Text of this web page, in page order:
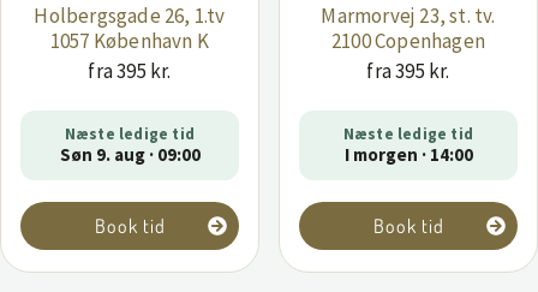
Holbergsgade 26, 1.tv
1057 København K
fra 395 kr.
Næste ledige tid
Søn 9. aug · 09:00
Book tid
Marmorvej 23, st. tv.
2100 Copenhagen
fra 395 kr.
Næste ledige tid
I morgen · 14:00
Book tid